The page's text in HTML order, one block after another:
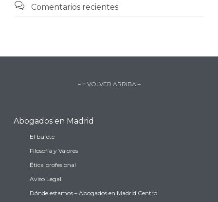
 Comentarios recientes
– ↑ VOLVER ARRIBA –
Abogados en Madrid
El bufete
Filosofía y Valores
Ética profesional
Aviso Legal
Dónde estamos – Abogados en Madrid Centro